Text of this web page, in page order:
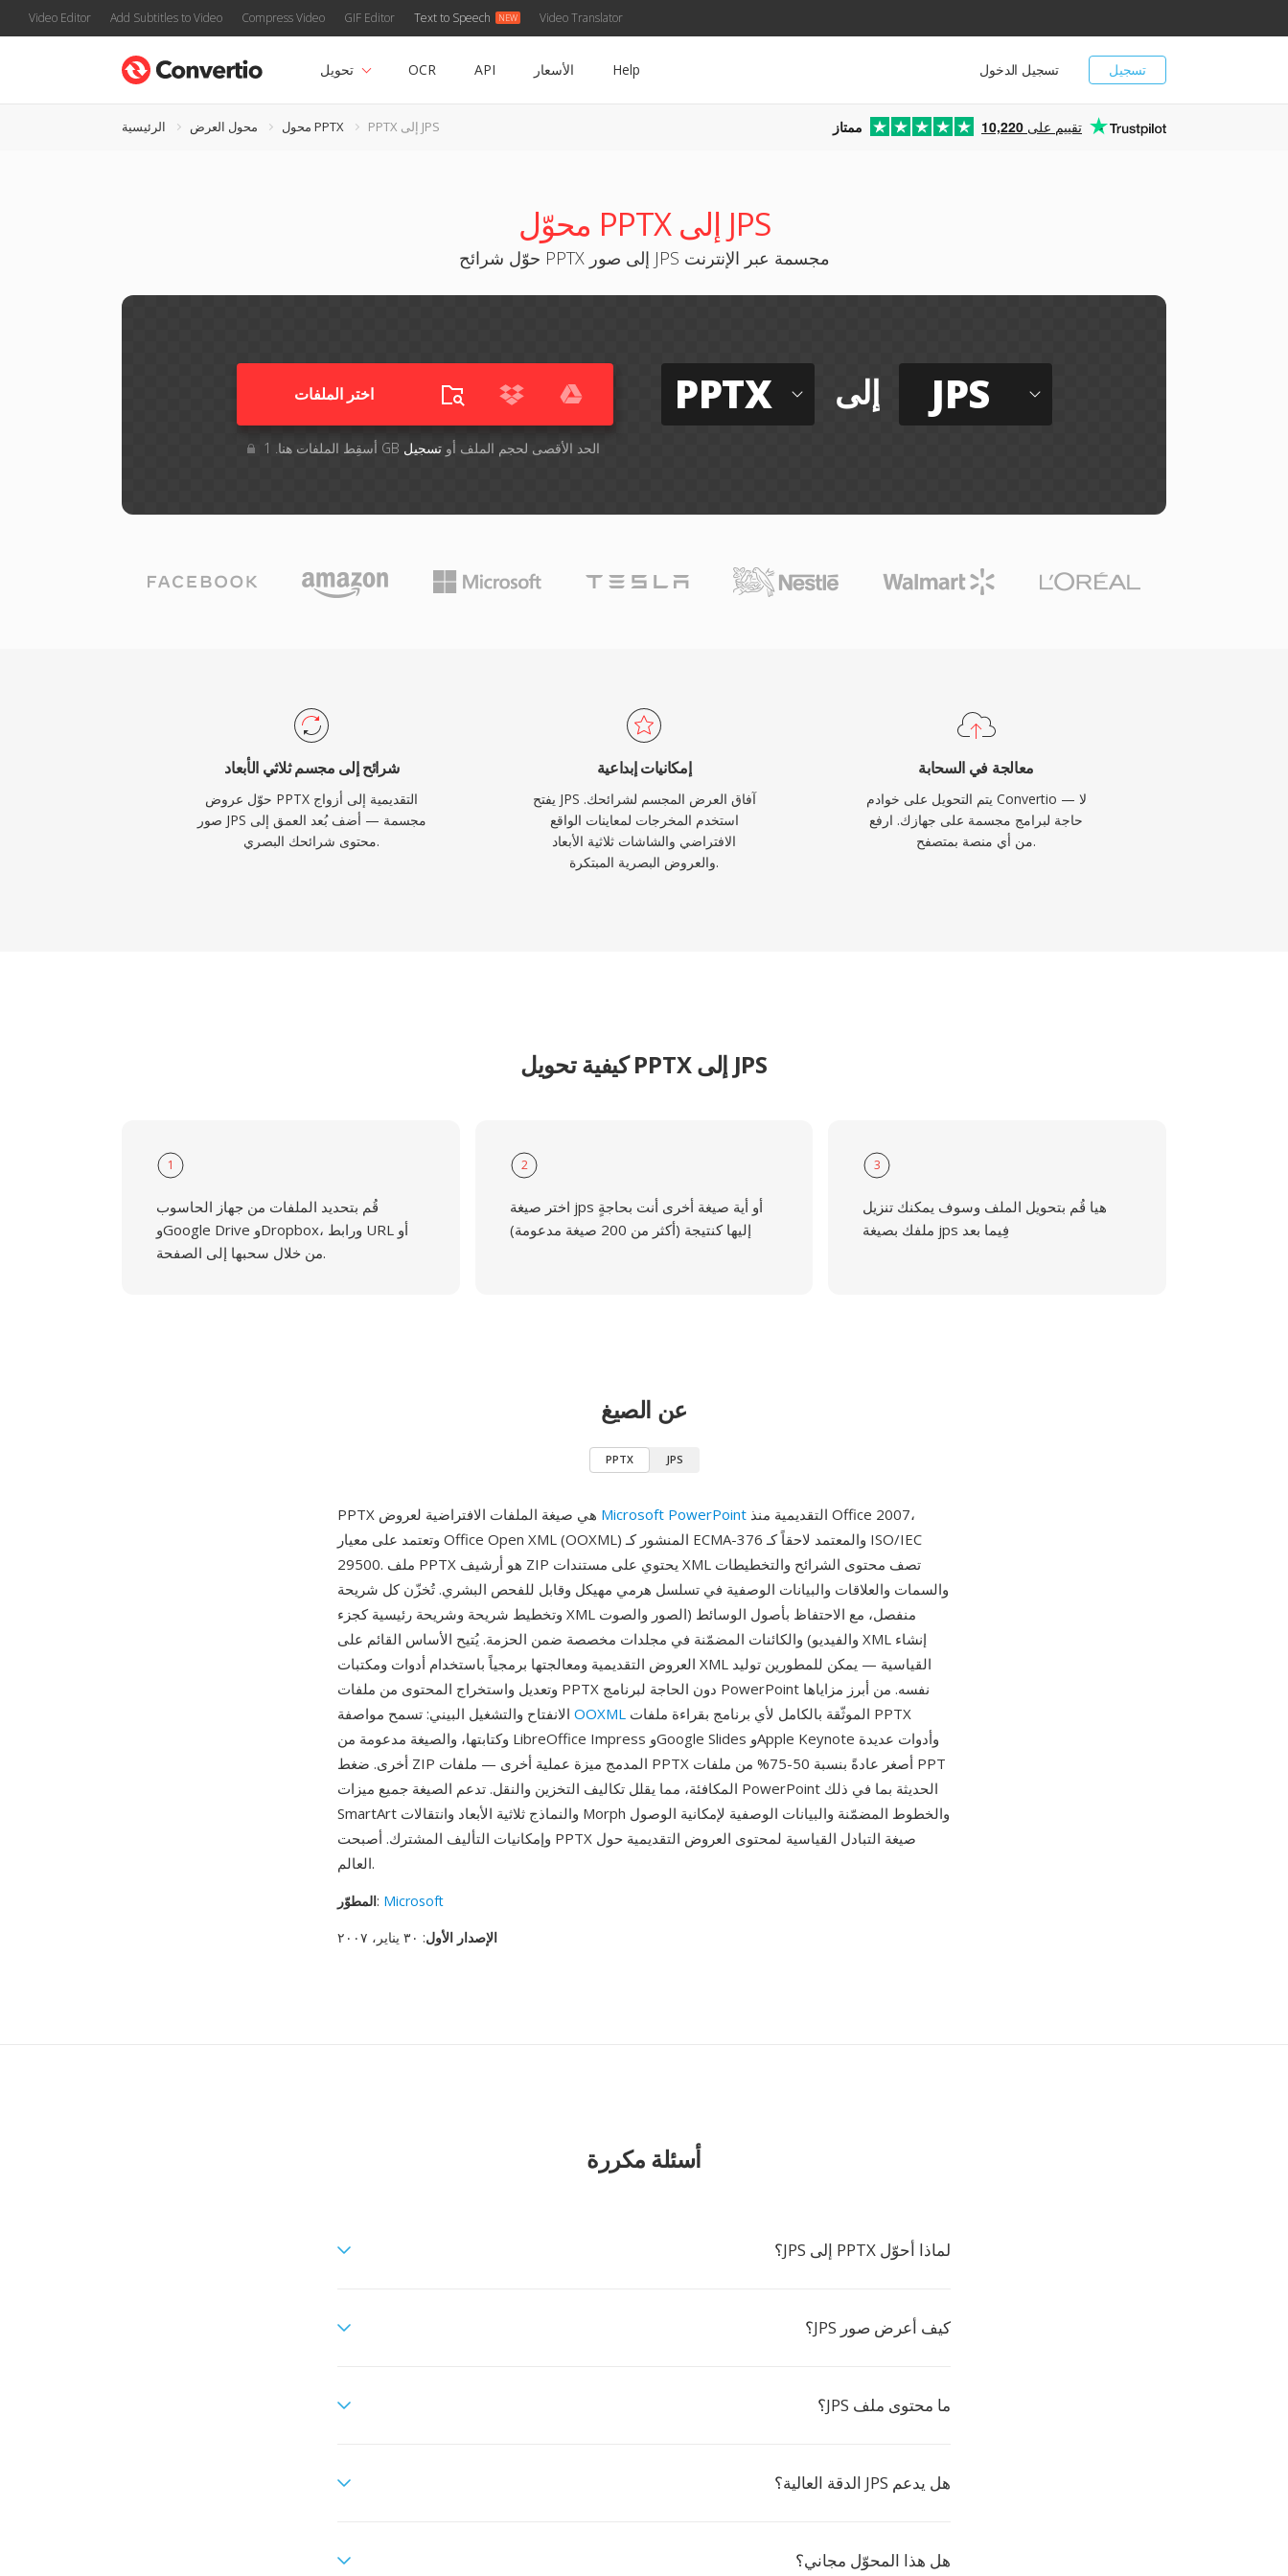
Video Editor Add Subtitles to Video Compress Video GIF Editor Text to Speech Video Translator
تسجيل تسجيل الدخول تحويل OCR API الأسعار Help
الرئيسية محول العرض محول PPTX PPTX إلى JPS ممتاز 10,220 تقييم على
محوّل PPTX إلى JPS
حوّل شرائح PPTX إلى صور JPS مجسمة عبر الإنترنت
اختر الملفات
أسقِط الملفات هنا. 1 GB الحد الأقصى لحجم الملف أوتسجيل
PPTX إلى JPS
شرائح إلى مجسم ثلاثي الأبعاد
حوّل عروض PPTX التقديمية إلى أزواج
صور JPS مجسمة — أضف بُعد العمق إلى
محتوى شرائحك البصري.
إمكانيات إبداعية
يفتح JPS آفاق العرض المجسم لشرائحك.
استخدم المخرجات لمعاينات الواقع
الافتراضي والشاشات ثلاثية الأبعاد
والعروض البصرية المبتكرة.
معالجة في السحابة
يتم التحويل على خوادم Convertio — لا
حاجة لبرامج مجسمة على جهازك. ارفع
من أي منصة بمتصفح.
كيفية تحويل PPTX إلى JPS
1
قُم بتحديد الملفات من جهاز الحاسوب
وGoogle Drive وDropbox، ورابط URL أو
من خلال سحبها إلى الصفحة.
2
اختر صيغة jps أو أية صيغة أخرى أنت بحاجةٍ
إليها كنتيجة (أكثر من 200 صيغة مدعومة)
3
هيا قُم بتحويل الملف وسوف يمكنك تنزيل
ملفك بصيغة jps فِيما بعد
عن الصيغ
PPTX JPS
Microsoft PowerPoint
وتعتمد على معيار Office Open XML (OOXML) المنشور كـ ECMA-376 والمعتمد لاحقاً كـ ISO/IEC
29500. ملف PPTX هو أرشيف ZIP يحتوي على مستندات XML تصف محتوى الشرائح والتخطيطات
والسمات والعلاقات والبيانات الوصفية في تسلسل هرمي مهيكل وقابل للفحص البشري. تُخزّن كل شريحة
وتخطيط شريحة وشريحة رئيسية كجزء XML منفصل، مع الاحتفاظ بأصول الوسائط (الصور والصوت
والفيديو) والكائنات المضمّنة في مجلدات مخصصة ضمن الحزمة. يُتيح الأساس القائم على XML إنشاء
العروض التقديمية ومعالجتها برمجياً باستخدام أدوات ومكتبات XML القياسية — يمكن للمطورين توليد
وتعديل واستخراج المحتوى من ملفات PPTX دون الحاجة لبرنامج PowerPoint نفسه. من أبرز مزاياها
OOXML
وكتابتها، والصيغة مدعومة من LibreOffice Impress وGoogle Slides وApple Keynote وأدوات عديدة
أخرى. ضغط ZIP المدمج ميزة عملية أخرى — ملفات PPTX أصغر عادةً بنسبة 50-75% من ملفات PPT
المكافئة، مما يقلل تكاليف التخزين والنقل. تدعم الصيغة جميع ميزات PowerPoint الحديثة بما في ذلك
SmartArt والنماذج ثلاثية الأبعاد وانتقالات Morph والخطوط المضمّنة والبيانات الوصفية لإمكانية الوصول
وإمكانيات التأليف المشترك. أصبحت PPTX صيغة التبادل القياسية لمحتوى العروض التقديمية حول
العالم.
المطوّر: Microsoft
الإصدار الأول: ٣٠ يناير، ٢٠٠٧
أسئلة مكررة
لماذا أحوّل PPTX إلى JPS؟
كيف أعرض صور JPS؟
ما محتوى ملف JPS؟
هل يدعم JPS الدقة العالية؟
هل هذا المحوّل مجاني؟